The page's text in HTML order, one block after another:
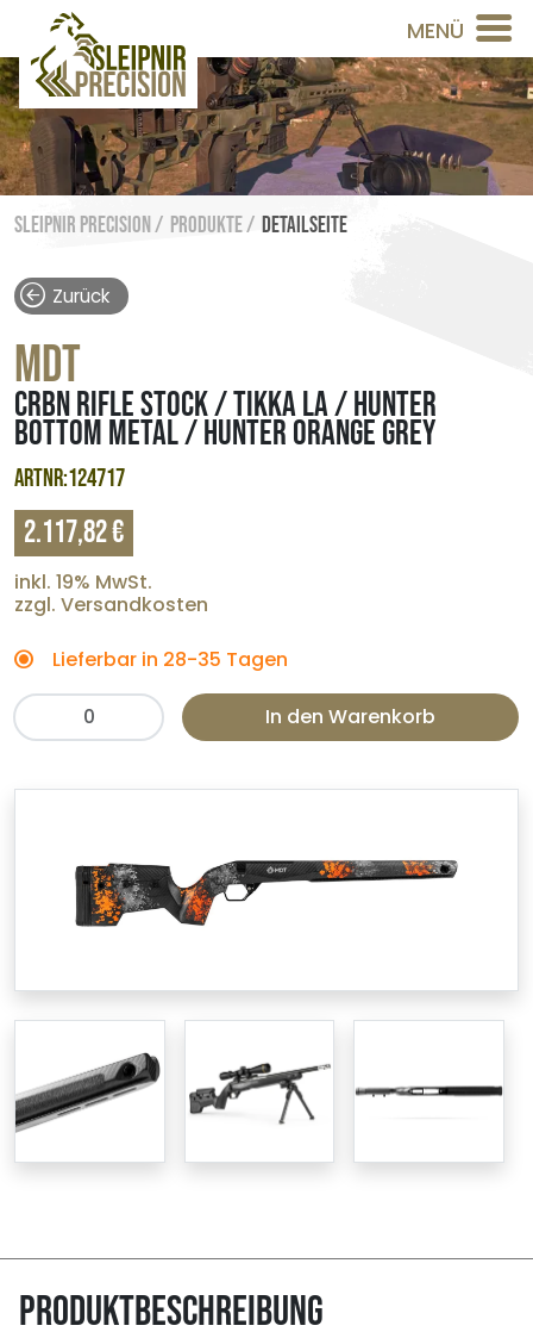
MENÜ
Sleipnir Precision / Produkte / Detailseite
Zurück
MDT
CRBN RIFLE STOCK / TIKKA LA / HUNTER
BOTTOM METAL / HUNTER ORANGE GREY
ARTNR:124717
2.117,82 €
inkl. 19% MwSt.
zzgl. Versandkosten
Lieferbar in 28-35 Tagen
In den Warenkorb
Produktbeschreibung